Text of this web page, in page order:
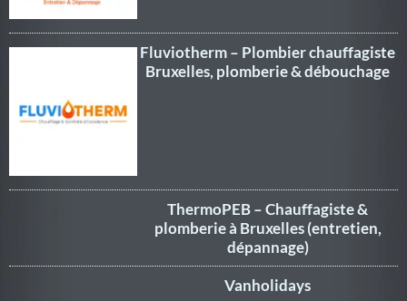
Fluviotherm – Plombier chauffagiste
Bruxelles, plomberie & débouchage
ThermoPEB – Chauffagiste &
plomberie à Bruxelles (entretien,
dépannage)
Vanholidays